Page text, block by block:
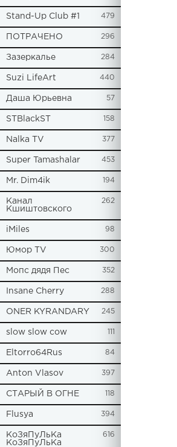
Stand-Up Club #1 479
ПОТРАЧЕНО 296
Зазеркалье 284
Suzi LifeArt 440
Даша Юрьевна 57
STBlackST 158
Nalka TV 377
Super Tamashalar 453
Mr. Dim4ik 194
Канал
Кшиштовского
262
iMiles 98
Юмор TV 300
Мопс дядя Пес 352
Insane Cherry 288
ONER KYRANDARY 245
slow slow cow 111
Eltorro64Rus 84
Anton Vlasov 397
СТАРЫЙ В ОГНЕ 118
Flusya 394
КоЗяПуЛьКа
КоЗяПуЛьКа
616